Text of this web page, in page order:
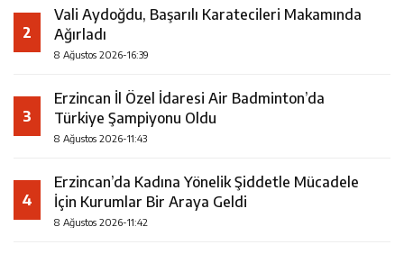
2
Vali Aydoğdu, Başarılı Karatecileri Makamında
Ağırladı
8 Ağustos 2026-16:39
3
Erzincan İl Özel İdaresi Air Badminton’da
Türkiye Şampiyonu Oldu
8 Ağustos 2026-11:43
4
Erzincan’da Kadına Yönelik Şiddetle Mücadele
İçin Kurumlar Bir Araya Geldi
8 Ağustos 2026-11:42